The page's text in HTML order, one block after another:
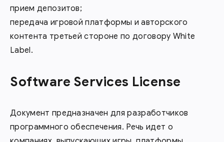
прием депозитов;
передача игровой платформы и авторского
контента третьей стороне по договору White
Label.
Software Services License
Документ предназначен для разработчиков
программного обеспечения. Речь идет о